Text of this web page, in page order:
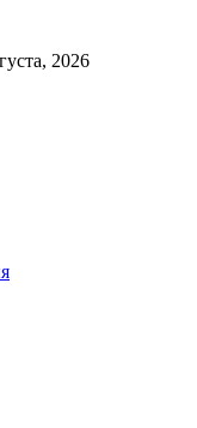
2026